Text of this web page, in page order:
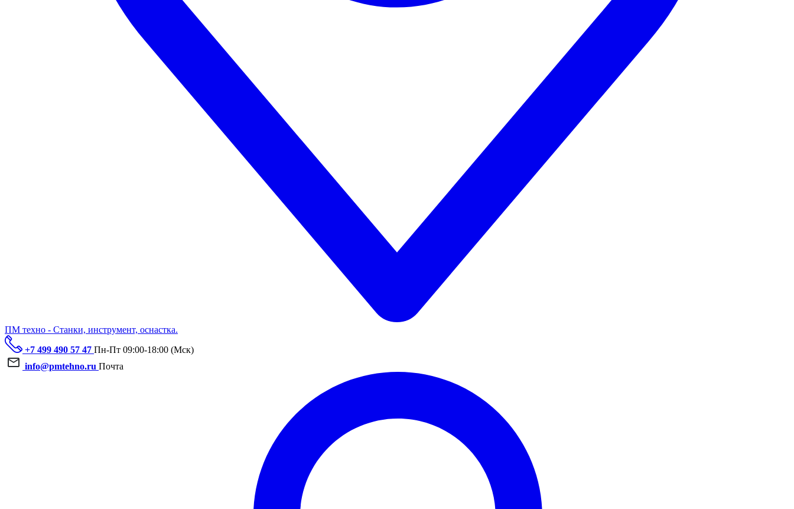
ПМ техно - Станки, инструмент, оснастка.
+7 499 490 57 47 Пн-Пт 09:00-18:00 (Мск)
info@pmtehno.ru Почта